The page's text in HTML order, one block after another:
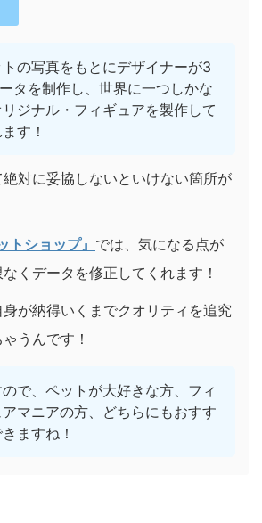
の写真をもとにデザイナーが3
タを制作し、世界に一つしかな
ジナル・フィギュアを製作して
す！
対に妥協しないといけない箇所が
トショップ』 では、気になる点が
くデータを修正してくれます！
が納得いくまでクオリティを追究
うんです！
で、ペットが大好きな方、フィ
マニアの方、どちらにもおすす
ますね！